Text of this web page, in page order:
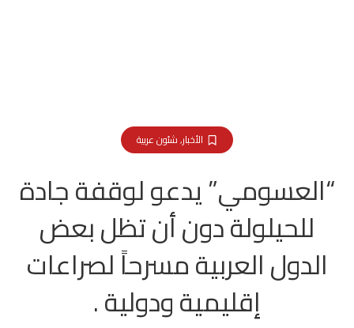
الأخبار,شئون عربية
“العسومي” يدعو لوقفة جادة
للحيلولة دون أن تظل بعض
الدول العربية مسرحاً لصراعات
إقليمية ودولية .